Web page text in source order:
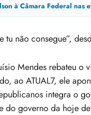
à Câmara Federal nas
não consegue”,
Mendes rebateu o
ao ATUAL7, ele
integra o
governo da hoje